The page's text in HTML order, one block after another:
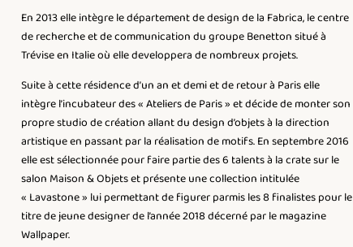
En 2013 elle intègre le département de design de la Fabrica, le centre
de recherche et de communication du groupe Benetton situé à
Trévise en Italie où elle developpera de nombreux projets.
Suite à cette résidence d’un an et demi et de retour à Paris elle
intègre l’incubateur des « Ateliers de Paris » et décide de monter son
propre studio de création allant du design d’objets à la direction
artistique en passant par la réalisation de motifs. En septembre 2016
elle est sélectionnée pour faire partie des 6 talents à la crate sur le
salon Maison & Objets et présente une collection intitulée
« Lavastone » lui permettant de figurer parmis les 8 finalistes pour le
titre de jeune designer de l’année 2018 décerné par le magazine
Wallpaper.